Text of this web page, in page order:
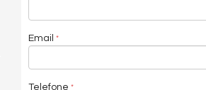
Email
Telefone